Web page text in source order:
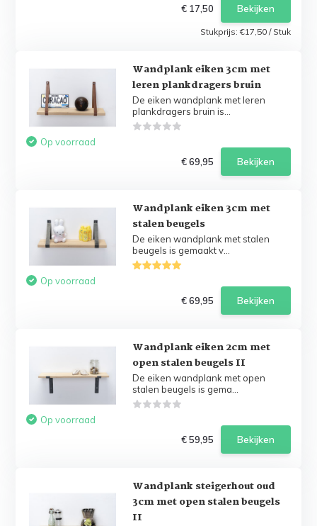
€ 17,50
Bekijken
Stukprijs:€17,50/ Stuk
Wandplank eiken 3cm met
leren plankdragers bruin
De eiken wandplank met leren
plankdragers bruin is...
Op voorraad
€ 69,95
Bekijken
Wandplank eiken 3cm met
stalen beugels
De eiken wandplank met stalen
beugels is gemaakt v...
Op voorraad
€ 69,95
Bekijken
Wandplank eiken 2cm met
open stalen beugels II
De eiken wandplank met open
stalen beugels is gema...
Op voorraad
€ 59,95
Bekijken
Wandplank steigerhout oud
3cm met open stalen beugels
II